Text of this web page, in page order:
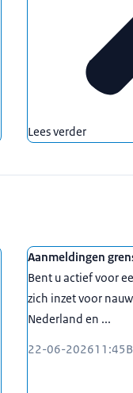
Lees verder
Aanmeldingen
Bent u actief voor
zich inzet voor
Nederland en ...
22-06-202611:45